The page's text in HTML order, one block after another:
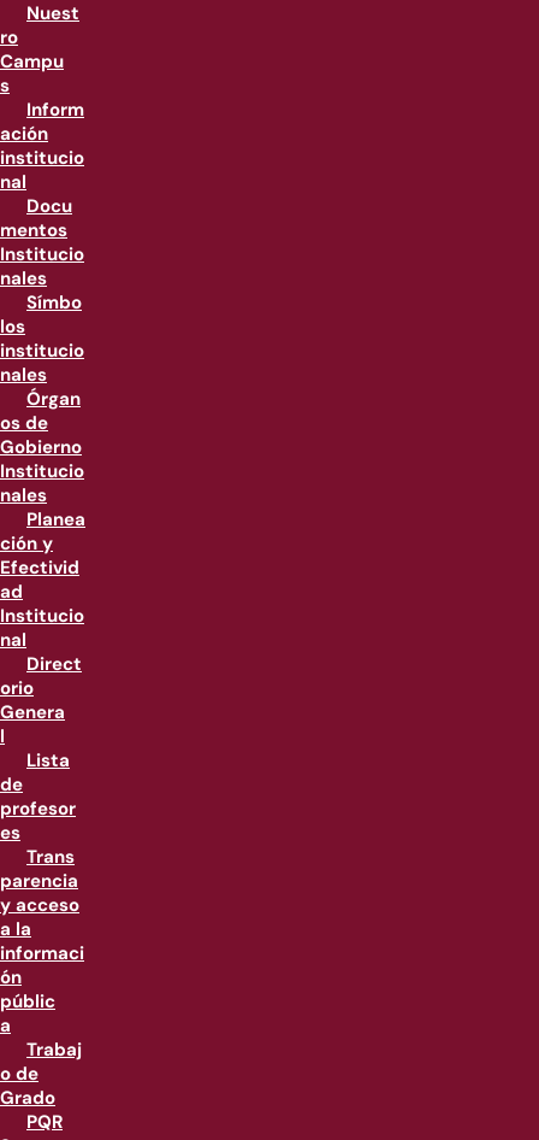
Nuest
ro
Campu
s
Inform
ación
institucio
nal
Docu
mentos
Institucio
nales
Símbo
los
institucio
nales
Órgan
os de
Gobierno
Institucio
nales
Planea
ción y
Efectivid
ad
Institucio
nal
Direct
orio
Genera
l
Lista
de
profesor
es
Trans
parencia
y acceso
a la
informaci
ón
públic
a
Trabaj
o de
Grado
PQR